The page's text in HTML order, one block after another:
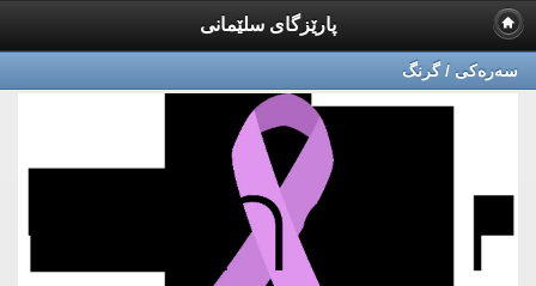
پارێزگای سلێمانی
سه‌ره‌كی / گرنگ